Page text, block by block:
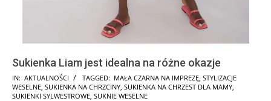
Sukienka Liam jest idealna na różne okazje
2024-
10-
IN: AKTUALNOŚCI TAGGED: MAŁA CZARNA NA IMPREZĘ, STYLIZACJE
WESELNE, SUKIENKA NA CHRZCINY, SUKIENKA NA CHRZEST DLA MAMY,
SUKIENKI SYLWESTROWE, SUKNIE WESELNE